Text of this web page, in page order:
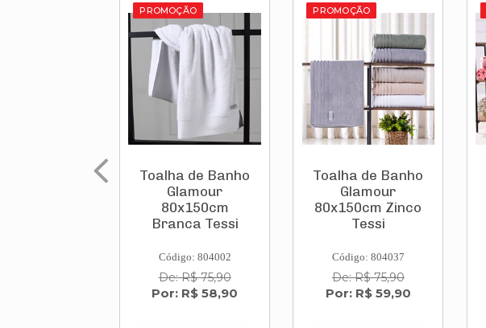
PROMOÇÃO
Toalha de Banho
Glamour
80x150cm
Branca Tessi
Código: 804002
De: R$ 75,90
Por: R$ 58,90
PROMOÇÃO
Toalha de Banho
Glamour
80x150cm Zinco
Tessi
Código: 804037
De: R$ 75,90
Por: R$ 59,90